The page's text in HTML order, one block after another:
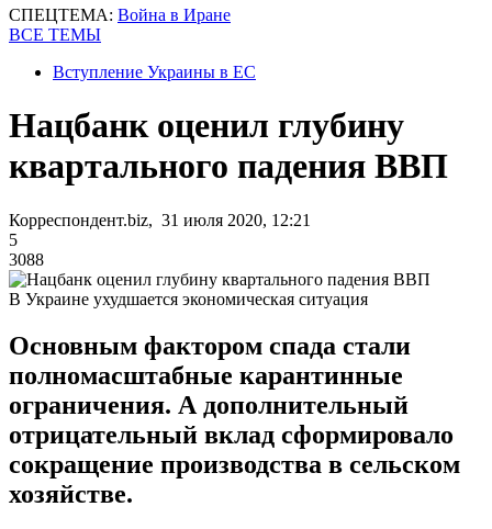
СПЕЦТЕМА: Война в Иране
ВСЕ ТЕМЫ
Вступление Украины в ЕС
Нацбанк оценил глубину
квартального падения ВВП
Корреспондент.biz, 31 июля 2020, 12:21
5
3088
В Украине ухудшается экономическая ситуация
Основным фактором спада стали
полномасштабные карантинные
ограничения. А дополнительный
отрицательный вклад сформировало
сокращение производства в сельском
хозяйстве.